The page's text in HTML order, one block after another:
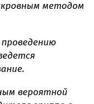
методом
вероятной